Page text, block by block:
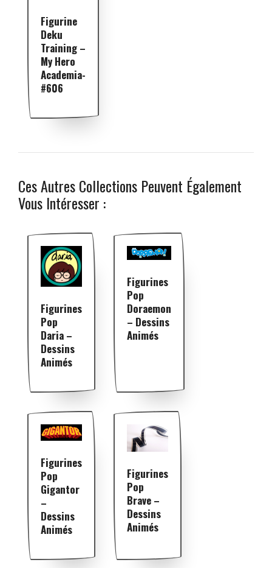
Figurine
Deku
Training –
My Hero
Academia-
#606
Ces Autres Collections Peuvent Également
Vous Intéresser :
Figurines
Pop
Daria –
Dessins
Animés
Figurines
Pop
Doraemon
– Dessins
Animés
Figurines
Pop
Gigantor
–
Dessins
Animés
Figurines
Pop
Brave –
Dessins
Animés